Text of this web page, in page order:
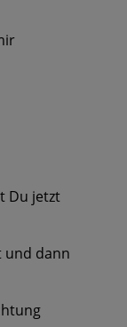
Du jetzt
und dann